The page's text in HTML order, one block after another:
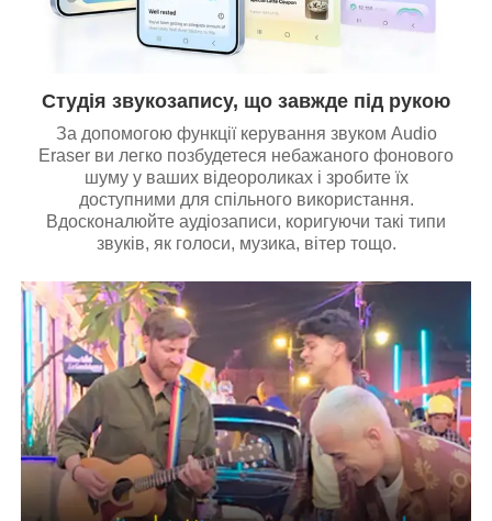
Студія звукозапису, що завжде під рукою
За допомогою функції керування звуком Audio
Eraser ви легко позбудетеся небажаного фонового
шуму у ваших відеороликах і зробите їх
доступними для спільного використання.
Вдосконалюйте аудіозаписи, коригуючи такі типи
звуків, як голоси, музика, вітер тощо.